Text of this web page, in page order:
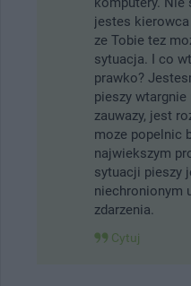
jestes
ze Tobie tez
sytuacja. I co
prawko?
pieszy
zauwazy, jest
moze popelnic
najwiekszym
sytuacji pieszy
niechronionym
zdarzenia.
Cytuj